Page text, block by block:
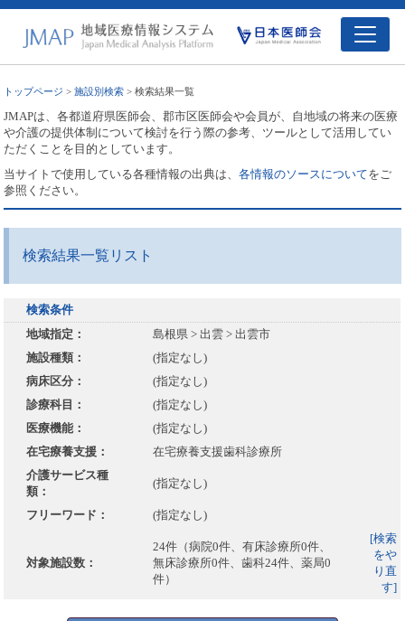
トップページ >施設別検索 > 検索結果一覧
JMAPは、各都道府県医師会、郡市区医師会や会員が、自地域の将来の医療
や介護の提供体制について検討を行う際の参考、ツールとして活用してい
ただくことを目的としています。
当サイトで使用している各種情報の出典は、各情報のソースについてをご
参照ください。
検索結果一覧リスト
検索条件
地域指定：
島根県 > 出雲 > 出雲市
施設種類：
(指定なし)
病床区分：
(指定なし)
診療科目：
(指定なし)
医療機能：
(指定なし)
在宅療養支援：
在宅療養支援歯科診療所
介護サービス種
類：
(指定なし)
フリーワード： (指定なし)
対象施設数：
24件（病院0件、有床診療所0件、
無床診療所0件、歯科24件、薬局0
件）
[検索
をや
り直
す]